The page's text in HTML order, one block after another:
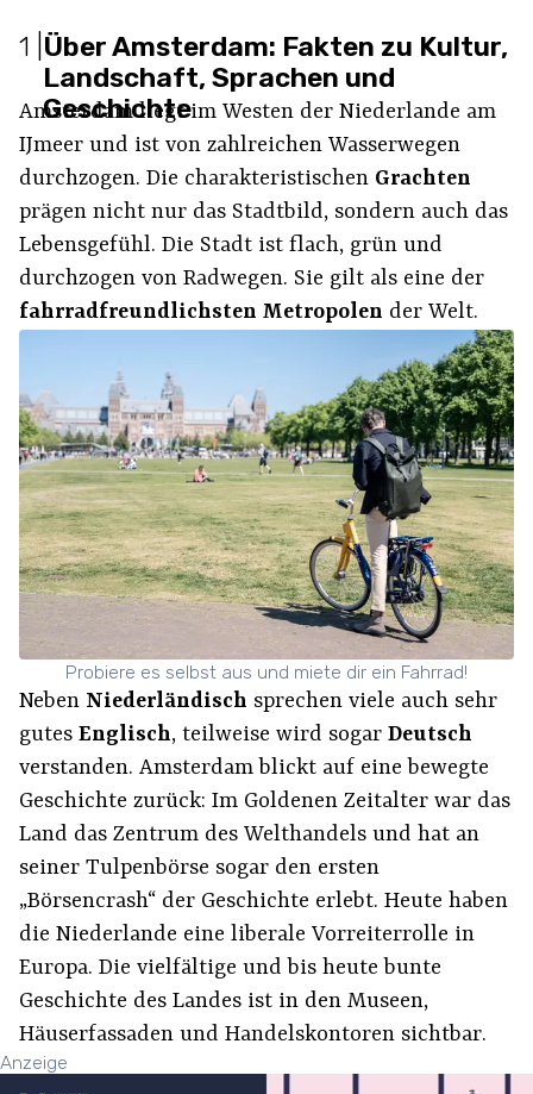
1 Über Amsterdam: Fakten zu Kultur,
Landschaft, Sprachen und
Geschichte
Amsterdam liegt im Westen der Niederlande am
IJmeer und ist von zahlreichen Wasserwegen
durchzogen. Die charakteristischen Grachten
prägen nicht nur das Stadtbild, sondern auch das
Lebensgefühl. Die Stadt ist flach, grün und
durchzogen von Radwegen. Sie gilt als eine der
fahrradfreundlichsten Metropolen der Welt.
Probiere es selbst aus und miete dir ein Fahrrad!
Neben Niederländisch sprechen viele auch sehr
gutes Englisch, teilweise wird sogar Deutsch
verstanden. Amsterdam blickt auf eine bewegte
Geschichte zurück: Im Goldenen Zeitalter war das
Land das Zentrum des Welthandels und hat an
seiner Tulpenbörse sogar den ersten
„Börsencrash“ der Geschichte erlebt. Heute haben
die Niederlande eine liberale Vorreiterrolle in
Europa. Die vielfältige und bis heute bunte
Geschichte des Landes ist in den Museen,
Häuserfassaden und Handelskontoren sichtbar.
Anzeige